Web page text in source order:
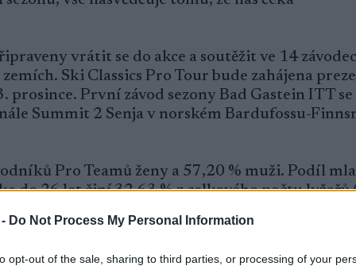
Do Not Process My Personal Information
opt-out of the sale, sharing to third parties, or processing of your
vrátit se do akce a soutěžit ve 14
Ski Classics Pro Tour bude zahájena
První závod sezony Bad Gastein ITT se
Summit 2 Senja v norském Bardufossu-
Pro Teamů ženy a 57,20 % muži. Podíl
do 26 let činí 32,63 % z celkového počtu lyžařů
z řad “mláďat” (nová kategorie do 22
tvoří dívky a 30,77 % mladíci. Tato čísla se
další sportovci přihlašovat na konkrétní